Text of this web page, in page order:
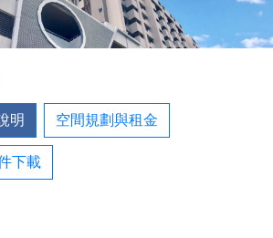
明 空間規劃與租金
下載